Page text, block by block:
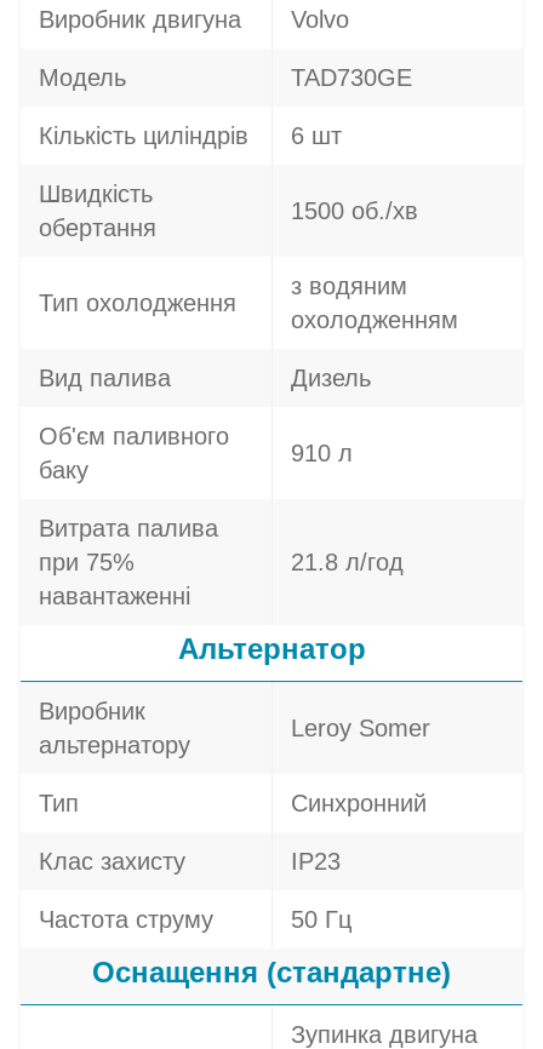
Виробник двигуна Volvo
Модель TAD730GE
Кількість циліндрів 6 шт
Швидкість
обертання
1500 об./хв
Тип охолодження
з водяним
охолодженням
Вид палива Дизель
Об'єм паливного
баку
910 л
Витрата палива
при 75%
навантаженні
21.8 л/год
Альтернатор
Виробник
альтернатору
Leroy Somer
Тип Синхронний
Клас захисту IP23
Частота струму 50 Гц
Оснащення (стандартне)
Зупинка двигуна